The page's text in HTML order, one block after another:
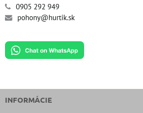
0905 292 949
pohony@hurtik.sk
INFORMÁCIE